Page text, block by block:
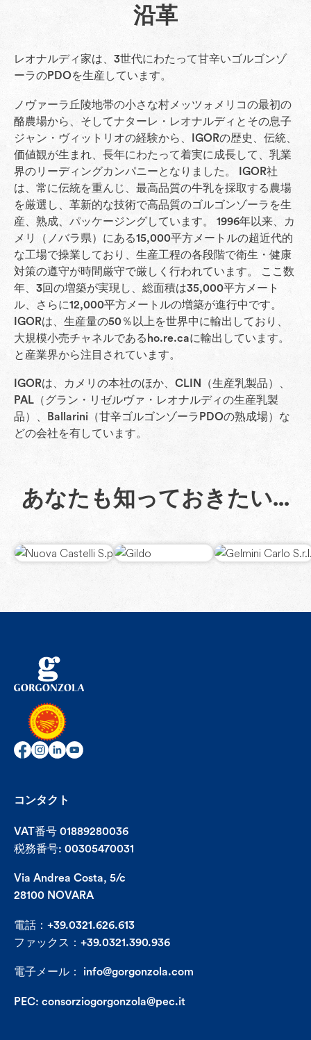
沿革
レオナルディ家は、3世代にわたって甘辛いゴルゴンゾ
ーラのPDOを生産しています。
ノヴァーラ丘陵地帯の小さな村メッツォメリコの最初の
酪農場から、そしてナターレ・レオナルディとその息子
ジャン・ヴィットリオの経験から、IGORの歴史、伝統、
価値観が生まれ、長年にわたって着実に成長して、乳業
界のリーディングカンパニーとなりました。 IGOR社
は、常に伝統を重んじ、最高品質の牛乳を採取する農場
を厳選し、革新的な技術で高品質のゴルゴンゾーラを生
産、熟成、パッケージングしています。 1996年以来、カ
メリ（ノバラ県）にある15,000平方メートルの超近代的
な工場で操業しており、生産工程の各段階で衛生・健康
対策の遵守が時間厳守で厳しく行われています。 ここ数
年、3回の増築が実現し、総面積は35,000平方メート
ル、さらに12,000平方メートルの増築が進行中です。
IGORは、生産量の50％以上を世界中に輸出しており、
大規模小売チャネルであるho.re.caに輸出しています。
と産業界から注目されています。
IGORは、カメリの本社のほか、CLIN（生産乳製品）、
PAL（グラン・リゼルヴァ・レオナルディの生産乳製
品）、Ballarini（甘辛ゴルゴンゾーラPDOの熟成場）な
どの会社を有しています。
あなたも知っておきたい...
コンタクト
VAT番号 01889280036
税務番号: 00305470031
Via Andrea Costa, 5/c
28100 NOVARA
電話：+39.0321.626.613
ファックス：+39.0321.390.936
電子メール： info@gorgonzola.com
PEC: consorziogorgonzola@pec.it